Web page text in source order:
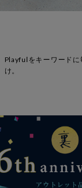
Playfulをキーワード
け。